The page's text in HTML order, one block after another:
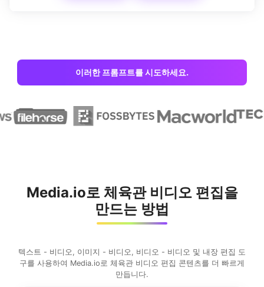
이러한 프롬프트를 시도하세요.
Media.io로 체육관 비디오 편집을
만드는 방법
텍스트 - 비디오, 이미지 - 비디오, 비디오 - 비디오 및 내장 편집 도
구를 사용하여 Media.io로 체육관 비디오 편집 콘텐츠를 더 빠르게
만듭니다.